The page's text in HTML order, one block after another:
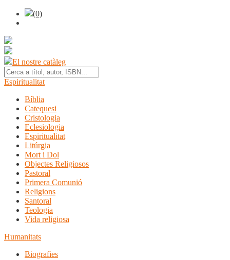
(0)
El nostre catàleg
Espiritualitat
Bíblia
Catequesi
Cristologia
Eclesiologia
Espiritualitat
Litúrgia
Mort i Dol
Objectes Religiosos
Pastoral
Primera Comunió
Religions
Santoral
Teologia
Vida religiosa
Humanitats
Biografies